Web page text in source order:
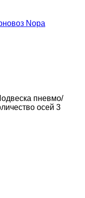
Nopa
пневмо/
осей 3